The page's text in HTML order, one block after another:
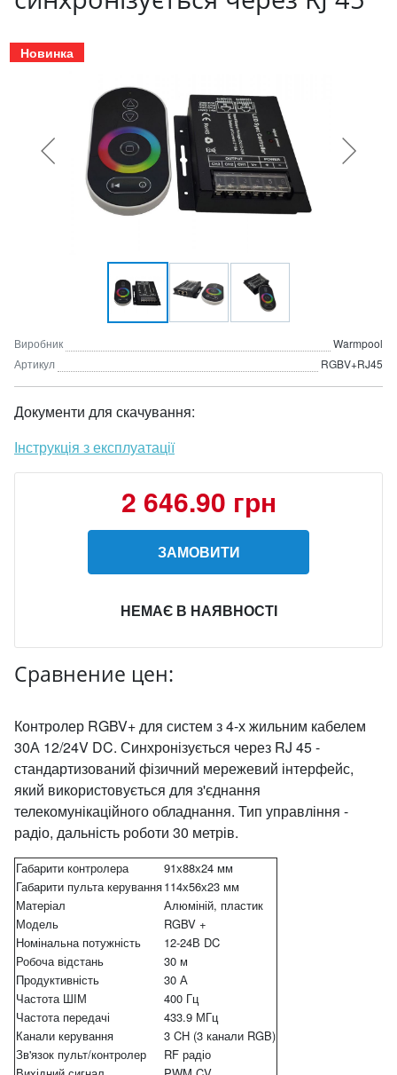
Новинка
Виробник
Warmpool
Артикул
RGBV+RJ45
Документи для скачування:
Інструкція з експлуатації
2 646.90 грн
ЗАМОВИТИ
НЕМАЄ В НАЯВНОСТІ
Сравнение цен:
Контролер RGBV+ для систем з 4-х жильним кабелем
30А 12/24V DC. Синхронізується через RJ 45 -
стандартизований фізичний мережевий інтерфейс,
який використовується для з'єднання
телекомунікаційного обладнання. Тип управління -
радіо, дальність роботи 30 метрів.
Габарити контролера
91х88х24 мм
Габарити пульта керування114х56х23 мм
Матеріал
Алюміній, пластик
Модель
RGBV +
Номінальна потужність
12-24В DC
Робоча відстань
30 м
Продуктивність
30 А
Частота ШІМ
400 Гц
Частота передачі
433.9 МГц
Канали керування
3 CH (3 канали RGB)
Зв'язок пульт/контролер
RF радіо